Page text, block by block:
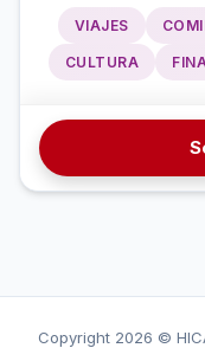
VIAJES
CULTURA
Copyright 2026 ©